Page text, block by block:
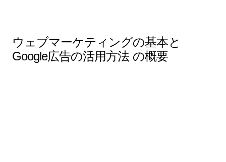
ウェブマーケティングの基本と
Google広告の活用方法 の概要